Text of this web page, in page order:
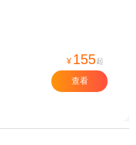
¥ 155起
查看